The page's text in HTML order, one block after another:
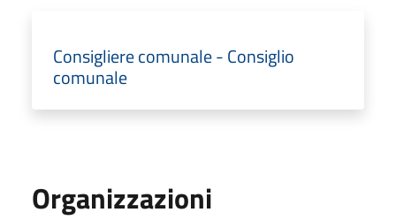
Consigliere comunale - Consiglio
comunale
Organizzazioni